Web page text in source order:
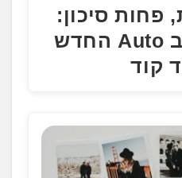
פחות סיכון:
הכירו את מצב Auto החדש
קוד